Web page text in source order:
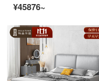
¥45876~